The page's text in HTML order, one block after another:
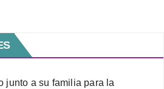
junto a su familia para la